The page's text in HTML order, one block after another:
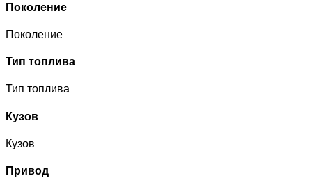
Поколение
Поколение
Тип топлива
Тип топлива
Кузов
Кузов
Привод